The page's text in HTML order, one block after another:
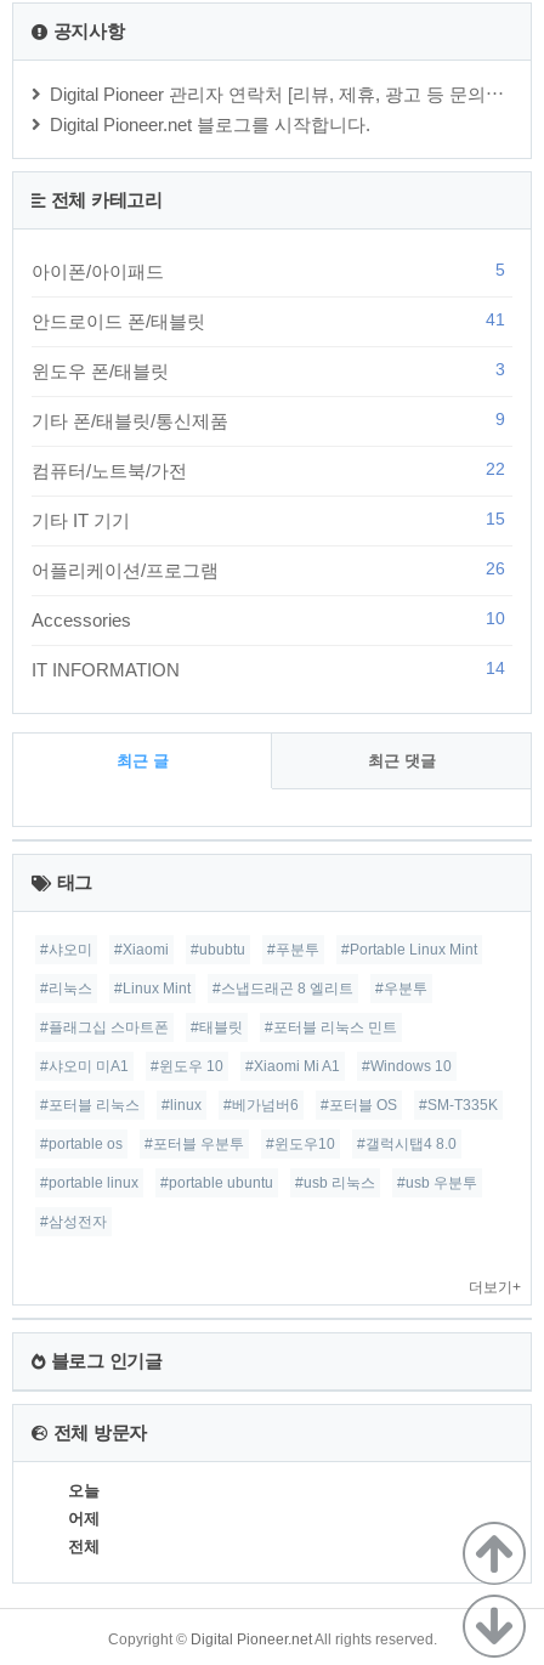
공지사항
Digital Pioneer 관리자 연락처 [리뷰, 제휴, 광고 등 문의⋯
Digital Pioneer.net 블로그를 시작합니다.
전체 카테고리
아이폰/아이패드 5
안드로이드 폰/태블릿 41
윈도우 폰/태블릿 3
기타 폰/태블릿/통신제품 9
컴퓨터/노트북/가전 22
기타 IT 기기 15
어플리케이션/프로그램 26
Accessories 10
IT INFORMATION 14
최근 글 최근 댓글
최
근
글 태그
#샤오미 #Xiaomi #ububtu #푸분투 #Portable Linux Mint
#리눅스 #Linux Mint #스냅드래곤 8 엘리트 #우분투
#플래그십 스마트폰 #태블릿 #포터블 리눅스 민트
#샤오미 미A1 #윈도우 10 #Xiaomi Mi A1 #Windows 10
#포터블 리눅스 #linux #베가넘버6 #포터블 OS #SM-T335K
#portable os #포터블 우분투 #윈도우10 #갤럭시탭4 8.0
#portable linux #portable ubuntu #usb 리눅스 #usb 우분투
#삼성전자
더보기+
블로그 인기글
전체 방문자
오늘
어제
전체
Copyright © Digital Pioneer.netAll rights reserved.
TistoryWhaleSkin3.4